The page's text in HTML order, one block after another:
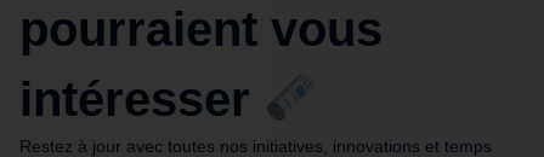
pourraient vous
intéresser
Restez à jour avec toutes nos initiatives, innovations et temps